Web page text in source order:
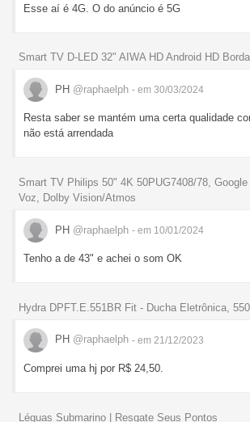
Esse aí é 4G. O do anúncio é 5G
Smart TV D-LED 32" AIWA HD Android HD
PH @raphaelph - em 30/03/2024
Resta saber se mantém uma certa qualidade
não está arrendada
Smart TV Philips 50" 4K 50PUG7408/78,
Voz, Dolby Vision/Atmos
PH @raphaelph - em 10/01/2024
Tenho a de 43" e achei o som OK
Hydra DPFT.E.551BR Fit - Ducha Eletrônica,
PH @raphaelph - em 21/12/2023
Comprei uma hj por R$ 24,50.
Léguas Submarino | Resgate Seus Pontos